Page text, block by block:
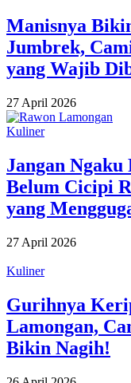
Manisnya
Jumbrek,
yang Wajib
27 April 2026
Kuliner
Jangan
Belum Cicipi
yang
27 April 2026
Kuliner
Gurihnya
Lamongan,
Bikin Nagih!